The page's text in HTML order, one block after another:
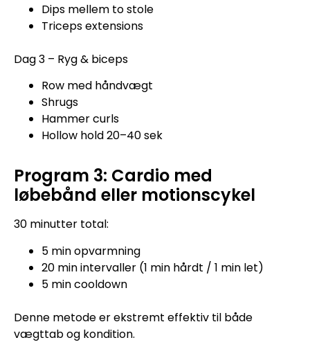
Dips mellem to stole
Triceps extensions
Dag 3 – Ryg & biceps
Row med håndvægt
Shrugs
Hammer curls
Hollow hold 20–40 sek
Program 3: Cardio med
løbebånd eller motionscykel
30 minutter total:
5 min opvarmning
20 min intervaller (1 min hårdt / 1 min let)
5 min cooldown
Denne metode er ekstremt effektiv til både
vægttab og kondition.